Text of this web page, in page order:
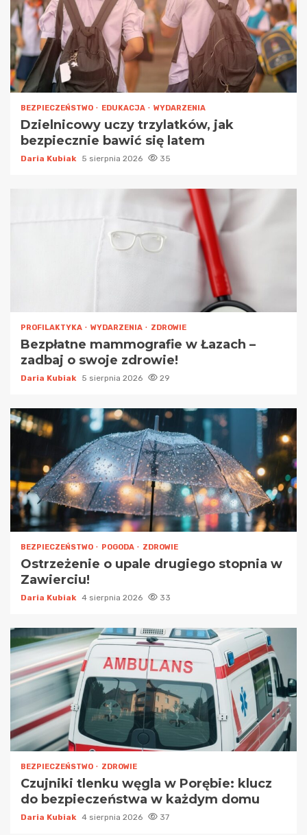
BEZPIECZEŃSTWO EDUKACJA WYDARZENIA
Dzielnicowy uczy trzylatków, jak
bezpiecznie bawić się latem
Daria Kubiak 5 sierpnia 2026 35
PROFILAKTYKA WYDARZENIA ZDROWIE
Bezpłatne mammografie w Łazach –
zadbaj o swoje zdrowie!
Daria Kubiak 5 sierpnia 2026 29
BEZPIECZEŃSTWO POGODA ZDROWIE
Ostrzeżenie o upale drugiego stopnia w
Zawierciu!
Daria Kubiak 4 sierpnia 2026 33
BEZPIECZEŃSTWO ZDROWIE
Czujniki tlenku węgla w Porębie: klucz
do bezpieczeństwa w każdym domu
Daria Kubiak 4 sierpnia 2026 37